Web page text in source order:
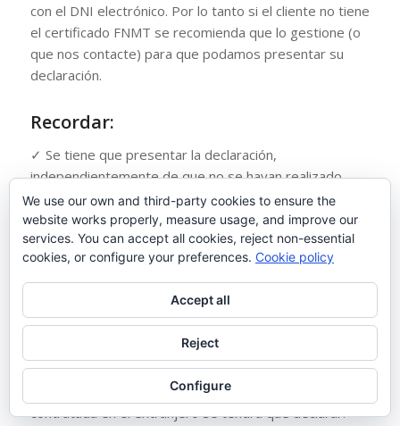
con el DNI electrónico. Por lo tanto si el cliente no tiene
el certificado FNMT se recomienda que lo gestione (o
que nos contacte) para que podamos presentar su
declaración.
Recordar:
✓ Se tiene que presentar la declaración,
independientemente de que no se hayan realizado
transacciones durante el año con el exterior, si los
saldos de activos o pasivos que tenemos en el
exterior alcanzan los umbrales.
obligación de presentar la declaración, entonces se
tienen que declarar todas las transacciones y
variaciones del periodo aunque el saldo final sea 0.
✓ No sólo se tienen que declarar los activos sino
también los pasivos. Por lo tanto una hipoteca
contratada en el extranjero se tendrá que declarar.
We use our own and third-party cookies to ensure the
website works properly, measure usage, and improve our
services. You can accept all cookies, reject non-essential
cookies, or configure your preferences. Cookie policy
Accept all
Reject
Configure